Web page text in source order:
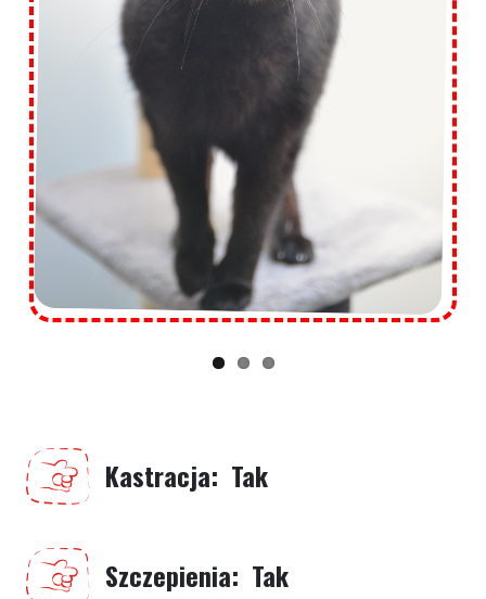
Kastracja Tak
Szczepienia Tak